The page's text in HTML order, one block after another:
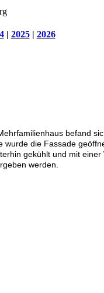
| 2025| 2026
befand
die Fassade
gekühlt und mit
werden.